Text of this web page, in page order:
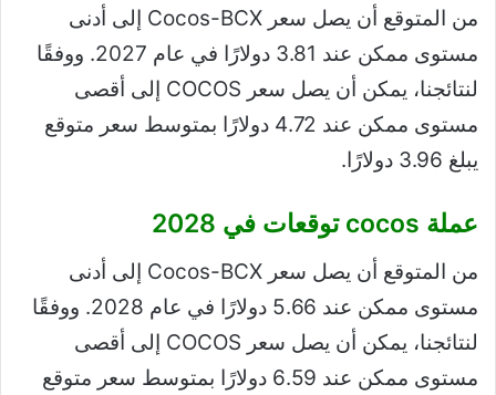
من المتوقع أن يصل سعر Cocos-BCX إلى أدنى
مستوى ممكن عند 3.81 دولارًا في عام 2027. ووفقًا
لنتائجنا، يمكن أن يصل سعر COCOS إلى أقصى
مستوى ممكن عند 4.72 دولارًا بمتوسط ​​سعر متوقع
يبلغ 3.96 دولارًا.
عملة cocos توقعات في 2028
من المتوقع أن يصل سعر Cocos-BCX إلى أدنى
مستوى ممكن عند 5.66 دولارًا في عام 2028. ووفقًا
لنتائجنا، يمكن أن يصل سعر COCOS إلى أقصى
مستوى ممكن عند 6.59 دولارًا بمتوسط ​​سعر متوقع